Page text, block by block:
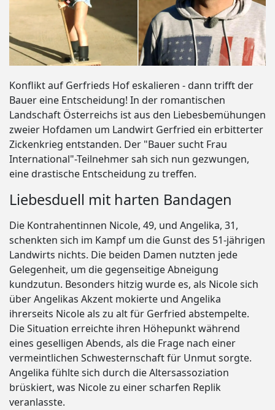
Konflikt auf Gerfrieds Hof eskalieren - dann trifft der
Bauer eine Entscheidung! In der romantischen
Landschaft Österreichs ist aus den Liebesbemühungen
zweier Hofdamen um Landwirt Gerfried ein erbitterter
Zickenkrieg entstanden. Der "Bauer sucht Frau
International"-Teilnehmer sah sich nun gezwungen,
eine drastische Entscheidung zu treffen.
Liebesduell mit harten Bandagen
Die Kontrahentinnen Nicole, 49, und Angelika, 31,
schenkten sich im Kampf um die Gunst des 51-jährigen
Landwirts nichts. Die beiden Damen nutzten jede
Gelegenheit, um die gegenseitige Abneigung
kundzutun. Besonders hitzig wurde es, als Nicole sich
über Angelikas Akzent mokierte und Angelika
ihrerseits Nicole als zu alt für Gerfried abstempelte.
Die Situation erreichte ihren Höhepunkt während
eines geselligen Abends, als die Frage nach einer
vermeintlichen Schwesternschaft für Unmut sorgte.
Angelika fühlte sich durch die Altersassoziation
brüskiert, was Nicole zu einer scharfen Replik
veranlasste.